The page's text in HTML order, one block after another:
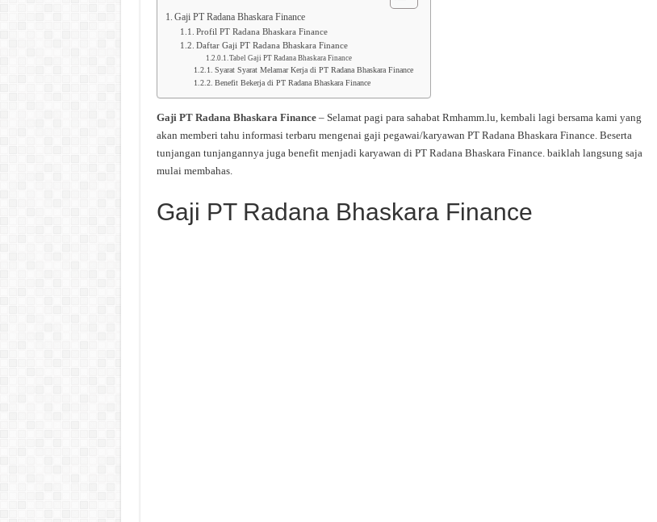
Gaji PT Radana Bhaskara Finance
Profil PT Radana Bhaskara Finance
Daftar Gaji PT Radana Bhaskara Finance
Tabel Gaji PT Radana Bhaskara Finance
Syarat Syarat Melamar Kerja di PT Radana Bhaskara Finance
Benefit Bekerja di PT Radana Bhaskara Finance
Gaji PT Radana Bhaskara Finance – Selamat pagi para sahabat Rmhamm.lu, kembali lagi bersama kami yang
akan memberi tahu informasi terbaru mengenai gaji pegawai/karyawan PT Radana Bhaskara Finance. Beserta
tunjangan tunjangannya juga benefit menjadi karyawan di PT Radana Bhaskara Finance. baiklah langsung saja
mulai membahas.
Gaji PT Radana Bhaskara Finance